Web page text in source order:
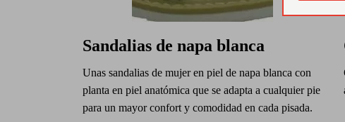
Sandalias de napa blanca
Unas sandalias de mujer en piel de napa blanca con
planta en piel anatómica que se adapta a cualquier pie
para un mayor confort y comodidad en cada pisada.